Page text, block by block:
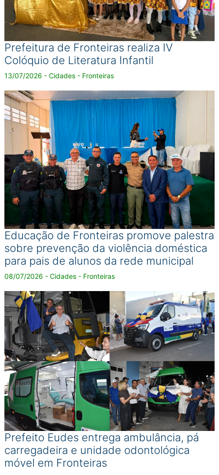
Prefeitura de Fronteiras realiza IV
Colóquio de Literatura Infantil
13/07/2026 - Cidades - Fronteiras
Educação de Fronteiras promove palestra
sobre prevenção da violência doméstica
para pais de alunos da rede municipal
08/07/2026 - Cidades - Fronteiras
Prefeito Eudes entrega ambulância, pá
carregadeira e unidade odontológica
móvel em Fronteiras